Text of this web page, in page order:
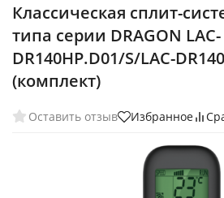
Классическая сплит-
типа серии DRAGON LAC-
DR140HP.D01/S/LAC-
(комплект)
Оставить отзыв Избранное